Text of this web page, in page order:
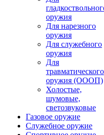
оружия
Для нарезного
оружия
Для служебного
оружия
Для
травматического
оружия (ОООП)
Холостые,
шумовые,
светозвуковые
Газовое оружие
Служебное оружие